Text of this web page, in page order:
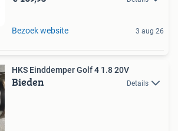
Bezoek website 3 aug 26
HKS Einddemper Golf 4 1.8 20V
Bieden Details